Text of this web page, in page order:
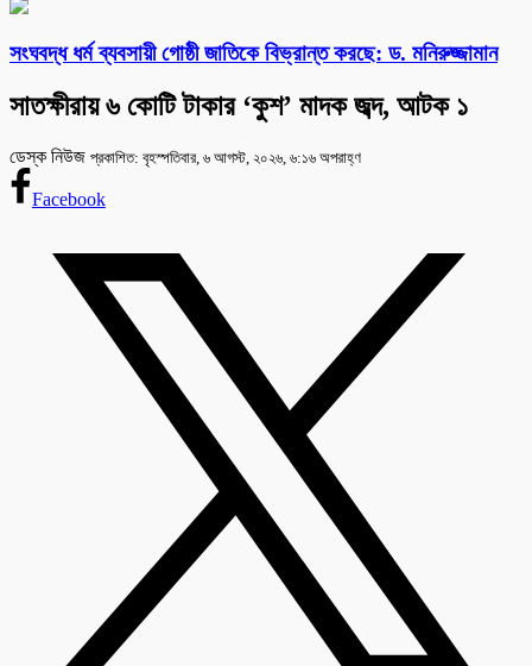
সংঘবদ্ধ ধর্ম ব্যবসায়ী গোষ্ঠী জাতিকে বিভ্রান্ত করছে: ড. মনিরুজ্জামান
সাতক্ষীরায় ৬ কোটি টাকার ‘কুশ’ মাদক জব্দ, আটক ১
ডেস্ক নিউজ প্রকাশিত: বৃহস্পতিবার, ৬ আগস্ট, ২০২৬, ৬:১৬ অপরাহ্ণ
Facebook